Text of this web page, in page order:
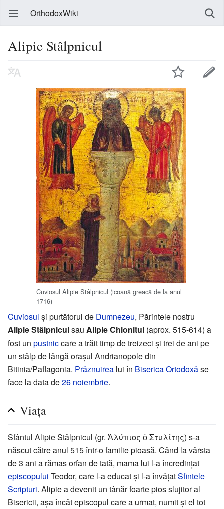
OrthodoxWiki
Alipie Stâlpnicul
Cuviosul Alipie Stâlpnicul (icoană greacă de la anul
1716)
Cuviosul și purtătorul de Dumnezeu, Părintele nostru
Alipie Stâlpniculsau Alipie Chionitul (aprox. 515-614) a
fost un pustniccare a trăit timp de treizeci și trei de ani pe
un stâlp de lângă orașul Andrianopole din
Bitinia/Paflagonia. Prăznuirea lui în Biserica Ortodoxăse
face la data de26 noiembrie.
Viața
Sfântul Alipie Stâlpnicul (gr. Ἀλύπιος ὁ Στυλίτης) s-a
născut către anul 515 într-o familie pioasă. Când la vârsta
de 3 ani a rămas orfan de tată, mama lui l-a încredințat
episcopului Teodor, care l-a educat și l-a învățatSfintele
Scripturi. Alipie a devenit un tânăr foarte pios slujitor al
Bisericii, așa încât episcopul care a urmat, numit și el tot